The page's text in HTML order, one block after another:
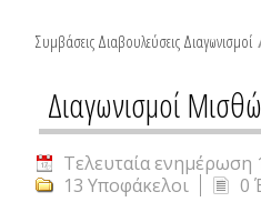
Συμβάσεις Διαβουλεύσεις Διαγωνισμοί
Διαγωνισμοί
Τελευταία ενημέρωση
13 Υποφάκελοι
0